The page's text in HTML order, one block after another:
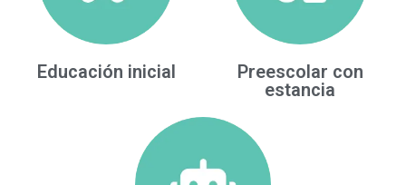
Educación inicial
Preescolar con
estancia